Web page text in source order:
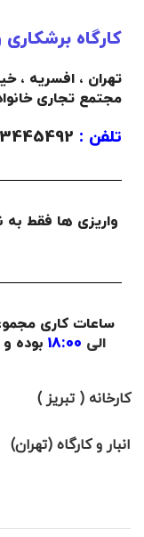
کارگاه
تهران ، افسریه ،
مجتمع تجاری
تلفن :
واریزی ها فقط به
ساعات کاری
الی
بوده
کارخانه ( تبریز )
انبار و کارگاه (تهران)